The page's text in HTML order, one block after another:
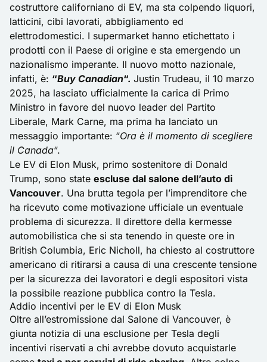
costruttore californiano di EV, ma sta colpendo liquori,
latticini, cibi lavorati, abbigliamento ed
elettrodomestici. I supermarket hanno etichettato i
prodotti con il Paese di origine e sta emergendo un
nazionalismo imperante. Il nuovo motto nazionale,
infatti, è: “Buy Canadian“. Justin Trudeau, il 10 marzo
2025, ha lasciato ufficialmente la carica di Primo
Ministro in favore del nuovo leader del Partito
Liberale, Mark Carne, ma prima ha lanciato un
messaggio importante: “Ora è il momento di scegliere
il Canada“.
Le EV di Elon Musk, primo sostenitore di Donald
Trump, sono state escluse dal salone dell’auto di
Vancouver. Una brutta tegola per l’imprenditore che
ha ricevuto come motivazione ufficiale un eventuale
problema di sicurezza. Il direttore della kermesse
automobilistica che si sta tenendo in queste ore in
British Columbia, Eric Nicholl, ha chiesto al costruttore
americano di ritirarsi a causa di una crescente tensione
per la sicurezza dei lavoratori e degli espositori vista
la possibile reazione pubblica contro la Tesla.
Addio incentivi per le EV di Elon Musk
Oltre all’estromissione dal Salone di Vancouver, è
giunta notizia di una esclusione per Tesla degli
incentivi riservati a chi avrebbe dovuto acquistarle